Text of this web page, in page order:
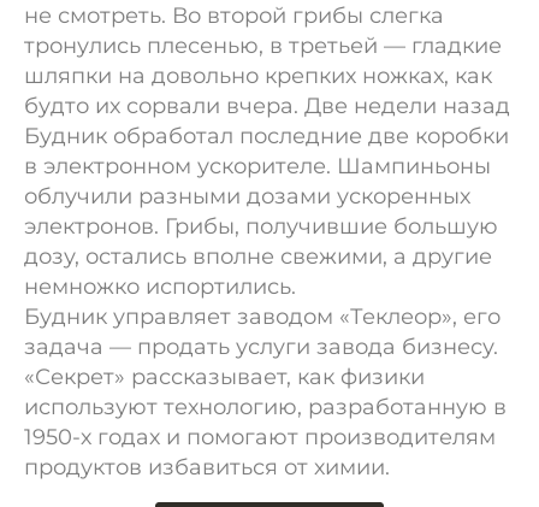
не смотреть. Во второй грибы слегка
тронулись плесенью, в третьей — гладкие
шляпки на довольно крепких ножках, как
будто их сорвали вчера. Две недели назад
Будник обработал последние две коробки
в электронном ускорителе. Шампиньоны
облучили разными дозами ускоренных
электронов. Грибы, получившие большую
дозу, остались вполне свежими, а другие
немножко испортились.
Будник управляет заводом «Теклеор», его
задача — продать услуги завода бизнесу.
«Секрет» рассказывает, как физики
используют технологию, разработанную в
1950-х годах и помогают производителям
продуктов избавиться от химии.